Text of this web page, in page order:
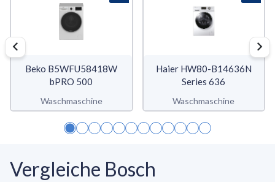
Beko B5WFU58418W
bPRO 500
Waschmaschine
Haier HW80-B14636N
Series 636
Waschmaschine
Vergleiche Bosch